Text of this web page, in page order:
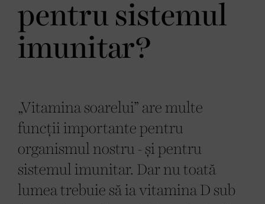
pentru sistemul
imunitar?
„Vitamina soarelui” are multe
funcții importante pentru
organismul nostru - și pentru
sistemul imunitar. Dar nu toată
lumea trebuie să ia vitamina D sub